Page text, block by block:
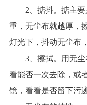
2、掂抖。掂主要
重，无尘布就越厚，
灯光下，抖动无尘布
3、擦拭。用无尘
看能否一次去除，或
镜，看看是否留下污